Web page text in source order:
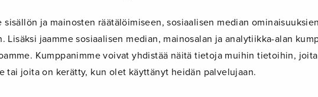
sisällön ja mainosten räätälöimiseen, sosiaalisen median
Lisäksi jaamme sosiaalisen median, mainosalan ja analytiikka-alan
Kumppanimme voivat yhdistää näitä tietoja muihin tietoihin,
tai joita on kerätty, kun olet käyttänyt heidän palvelujaan.
Paino
145 g
Osastot
Soitinkoulut ja oppaat